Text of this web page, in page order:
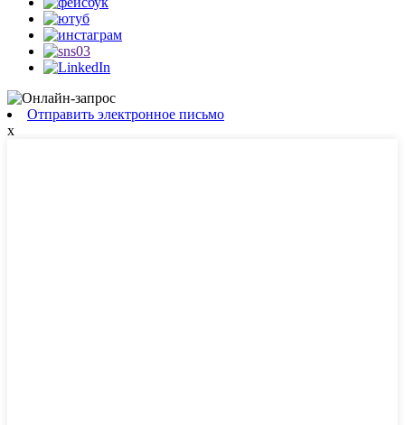
Отправить электронное письмо
x